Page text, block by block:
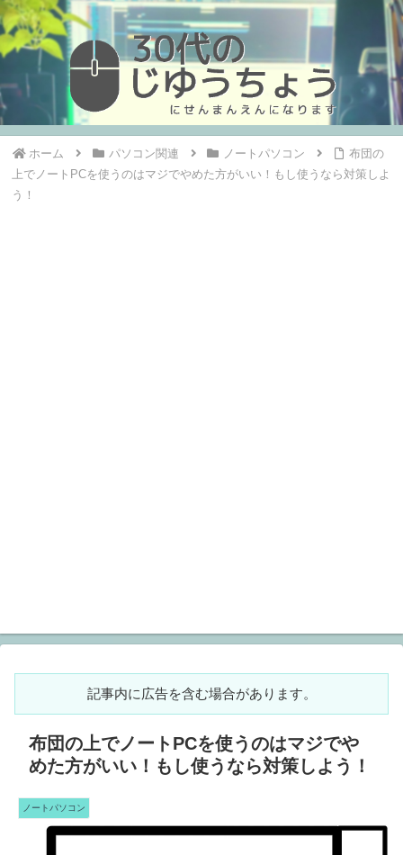
ホーム パソコン関連 ノートパソコン
布団の
上でノートPCを使うのはマジでやめた方がいい！もし使うなら対策しよ
う！
記事内に広告を含む場合があります。
布団の上でノートPCを使うのはマジでや
めた方がいい！もし使うなら対策しよう！
ノートパソコン